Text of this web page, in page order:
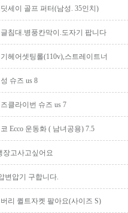
세이 골프 퍼터(남성. 35인치)
침대.병풍칸막이.도자기 팝니다
헤어셋팅롤(110v),스트레이트너
슈즈 us 8
클라이번 슈즈 us 7
Ecco 운동화 ( 남녀공용) 7.5
장고사고싶어요
변압기 구합니다.
리 퀼트자켓 팔아요(사이즈 S)